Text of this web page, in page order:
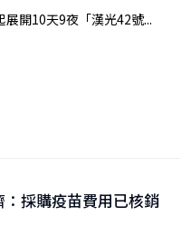
展開10天9夜「漢光42號...
採購疫苗費用已核銷